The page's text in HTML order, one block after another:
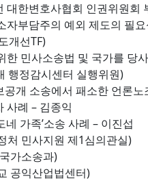
한변호사협회 인권위원회
자부담주의 예외 제도의 필
개선TF)
한 민사소송법 및 국가를 당
행정감시센터 실행위원)
공개 소송에서 패소한 언론노
사례 – 김종익
네 가족’소송 사례 – 이진섭
처 민사지원 제1심의관실)
가소송과)
공익산업법센터)